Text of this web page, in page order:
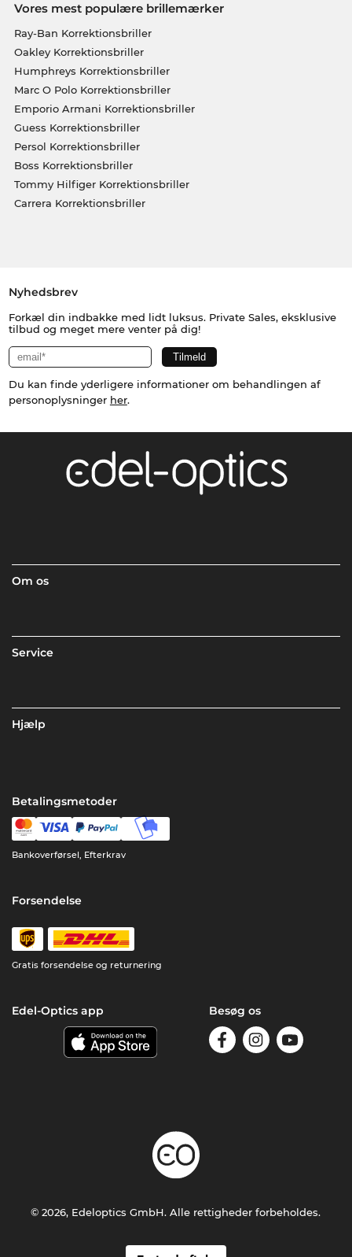
Vores mest populære brillemærker
Ray-Ban Korrektionsbriller
Oakley Korrektionsbriller
Humphreys Korrektionsbriller
Marc O Polo Korrektionsbriller
Emporio Armani Korrektionsbriller
Guess Korrektionsbriller
Persol Korrektionsbriller
Boss Korrektionsbriller
Tommy Hilfiger Korrektionsbriller
Carrera Korrektionsbriller
Nyhedsbrev
Forkæl din indbakke med lidt luksus. Private Sales, eksklusive
tilbud og meget mere venter på dig!
Du kan finde yderligere informationer om behandlingen af
personoplysninger her.
Om os
Service
Hjælp
Betalingsmetoder
Bankoverførsel, Efterkrav
Forsendelse
Gratis forsendelse og returnering
Edel-Optics app Besøg os
© 2026, Edeloptics GmbH. Alle rettigheder forbeholdes.